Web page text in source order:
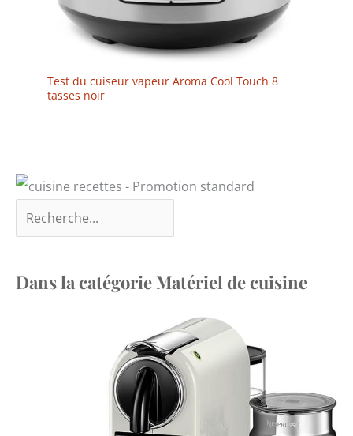
Test du cuiseur vapeur Aroma Cool Touch 8
tasses noir
Dans la catégorie Matériel de cuisine